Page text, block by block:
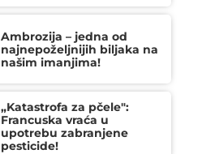
Ambrozija – jedna od
najnepoželjnijih biljaka na
našim imanjima!
„Katastrofa za pčele":
Francuska vraća u
upotrebu zabranjene
pesticide!